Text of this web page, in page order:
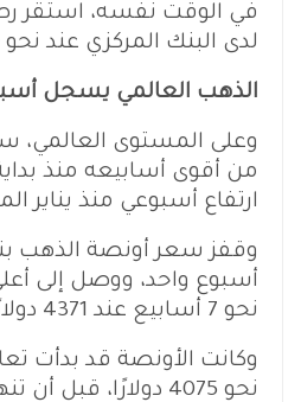
في الوقت نفسه، استقر
لدى البنك المركزي عند نحو 4.169 مليون أوقية.
الذهب العالمي يسجل
وعلى المستوى العالمي،
من أقوى أسابيعه منذ
ارتفاع أسبوعي منذ يناير
أسبوع واحد، ووصل إلى
نحو 7 أسابيع عند 4371 دولارًا للأوقية.
وكانت الأونصة قد بدأت
نحو 4075 دولارًا،